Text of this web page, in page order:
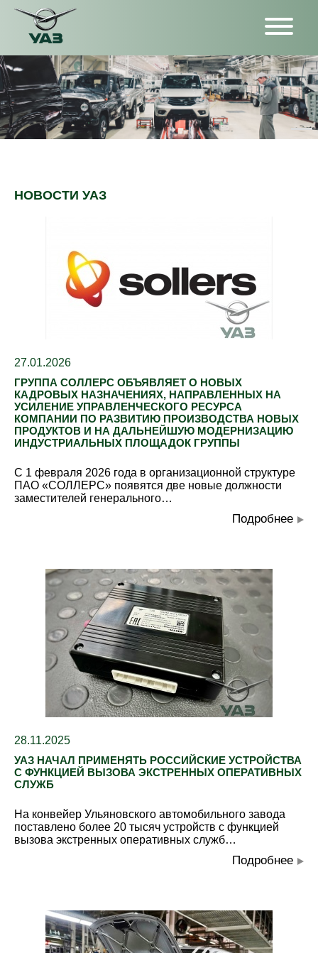
НОВОСТИ УАЗ
27.01.2026
ГРУППА СОЛЛЕРС ОБЪЯВЛЯЕТ О НОВЫХ
КАДРОВЫХ НАЗНАЧЕНИЯХ, НАПРАВЛЕННЫХ НА
УСИЛЕНИЕ УПРАВЛЕНЧЕСКОГО РЕСУРСА
КОМПАНИИ ПО РАЗВИТИЮ ПРОИЗВОДСТВА НОВЫХ
ПРОДУКТОВ И НА ДАЛЬНЕЙШУЮ МОДЕРНИЗАЦИЮ
ИНДУСТРИАЛЬНЫХ ПЛОЩАДОК ГРУППЫ
С 1 февраля 2026 года в организационной структуре
ПАО «СОЛЛЕРС» появятся две новые должности
заместителей генерального…
Подробнее
28.11.2025
УАЗ НАЧАЛ ПРИМЕНЯТЬ РОССИЙСКИЕ УСТРОЙСТВА
С ФУНКЦИЕЙ ВЫЗОВА ЭКСТРЕННЫХ ОПЕРАТИВНЫХ
СЛУЖБ
На конвейер Ульяновского автомобильного завода
поставлено более 20 тысяч устройств с функцией
вызова экстренных оперативных служб…
Подробнее